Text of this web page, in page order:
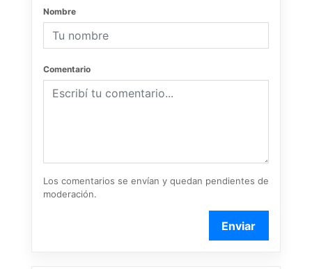
Nombre
Comentario
Los comentarios se envían y quedan pendientes de
moderación.
Enviar